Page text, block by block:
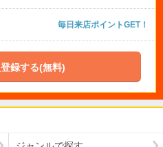
毎日来店ポイントGET！
録する(無料)